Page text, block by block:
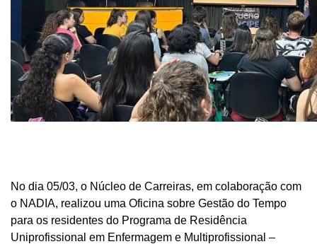
No dia 05/03, o Núcleo de Carreiras, em colaboração com
o NADIA, realizou uma Oficina sobre Gestão do Tempo
para os residentes do Programa de Residência
Uniprofissional em Enfermagem e Multiprofissional –